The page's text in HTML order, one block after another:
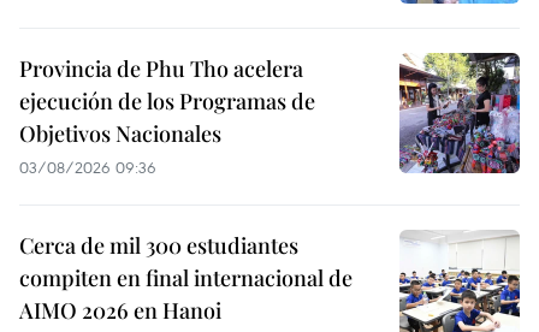
Provincia de Phu Tho acelera
ejecución de los Programas de
Objetivos Nacionales
03/08/2026 09:36
Cerca de mil 300 estudiantes
compiten en final internacional de
AIMO 2026 en Hanoi